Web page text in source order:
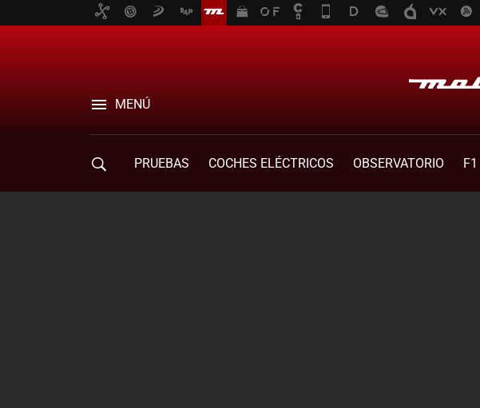
MENÚ
PRUEBAS COCHES ELÉCTRICOS OBSERVATORIO F1